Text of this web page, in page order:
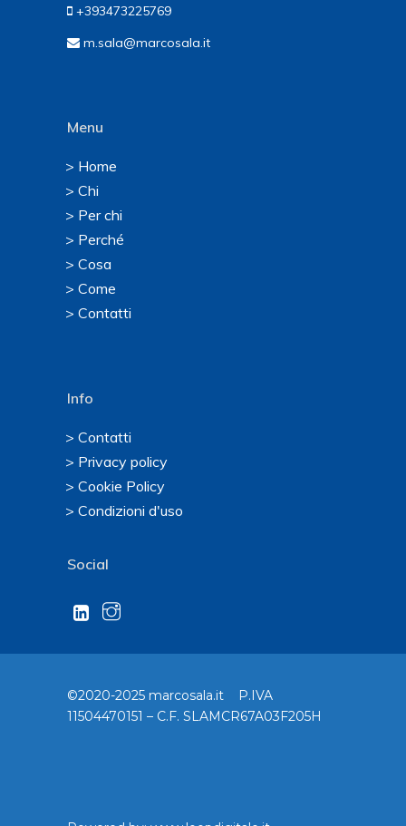
+393473225769
m.sala@marcosala.it
Menu
> Home
> Chi
> Per chi
> Perché
> Cosa
> Come
> Contatti
Info
> Contatti
> Privacy policy
> Cookie Policy
> Condizioni d'uso
Social
©2020-2025 marcosala.it P.IVA
11504470151 – C.F. SLAMCR67A03F205H